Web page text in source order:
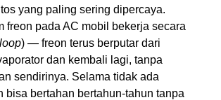
yang paling sering dipercaya.
freon pada AC mobil bekerja secara
) — freon terus berputar dari
dan kembali lagi, tanpa
sendirinya. Selama tidak ada
bisa bertahan bertahun-tahun tanpa